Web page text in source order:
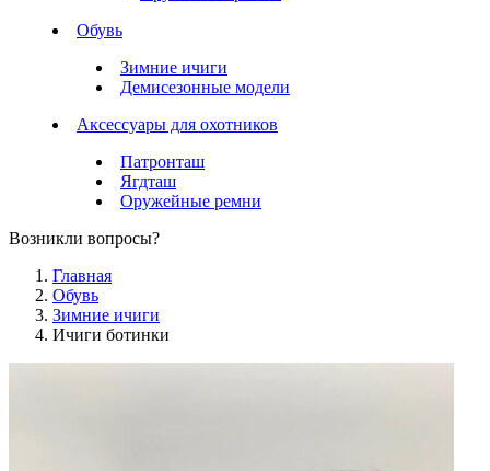
Обувь
Зимние ичиги
Демисезонные модели
Аксессуары для охотников
Патронташ
Ягдташ
Оружейные ремни
Возникли вопросы?
Главная
Обувь
Зимние ичиги
Ичиги ботинки